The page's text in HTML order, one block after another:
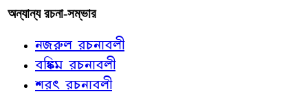
অন্যান্য রচনা-সম্ভার
নজরুল রচনাবলী
বঙ্কিম রচনাবলী
শরৎ রচনাবলী